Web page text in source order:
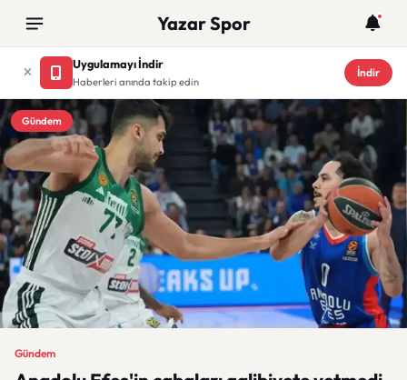
Yazar Spor
Uygulamayı İndir
Haberleri anında takip edin
İndir
Gündem
Gündem